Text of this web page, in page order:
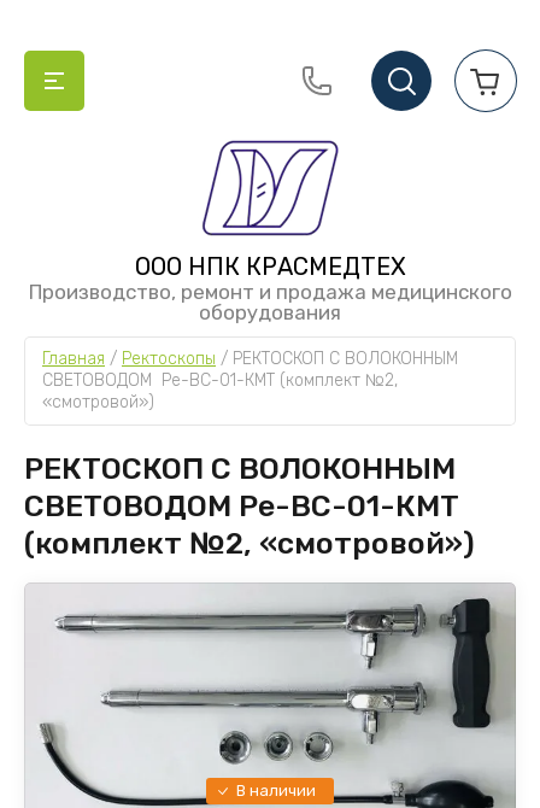
ООО НПК КРАСМЕДТЕХ
Производство, ремонт и продажа медицинского
оборудования
Главная / Ректоскопы / РЕКТОСКОП С ВОЛОКОННЫМ
СВЕТОВОДОМ  Ре-ВС-01-КМТ (комплект №2,
«смотровой»)
РЕКТОСКОП С ВОЛОКОННЫМ
СВЕТОВОДОМ Ре-ВС-01-КМТ
(комплект №2, «смотровой»)
В наличии